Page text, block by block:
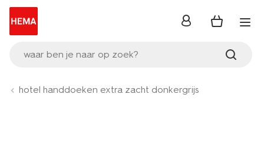
waar ben je naar op zoek?
inloggen
hotel handdoeken extra zacht donkergrijs